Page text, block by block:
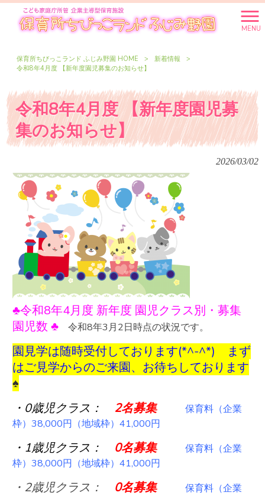
MENU
保育所ちびっこランド ふじみ野園 HOME > 新着情報
>
令和8年4月度 【新年度園児募集のお知らせ】
令和8年4月度 【新年度園児募
集のお知らせ】
2026/03/02
♣令和8年4月度 新年度 園児クラス別・募集
園児数 ♣ 令和8年3月2日時点の状況です。
園見学は随時受付しております(*^-^*) まず
はご見学からのご来園、お待ちしております
♠
・0歳児クラス： 2名募集
保育料（企業
枠）38,000円（地域枠）41,000円
・1歳児クラス： 0名募集
保育料（企業
枠）38,000円（地域枠）41,000円
・2歳児クラス： 0名募集
保育料（企業